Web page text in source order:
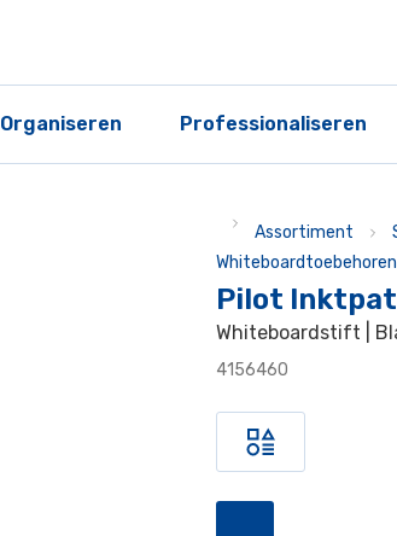
Organiseren Professionaliseren
Assortiment
Whiteboardtoebehoren
Pilot
Whiteboardstift |
4156460